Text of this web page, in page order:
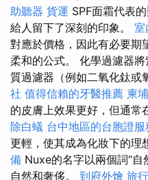
助聽器 貨運 SPF面霜代表
給人留下了深刻的印象。 室
對應於價格，因此有必要期
柔和的公式。 化學過濾器
質過濾器（例如二氧化鈦或
社 值得信賴的牙醫推薦 柬
的皮膚上效果更好，但通常
除白蟻 台中地區的台胞證服
更輕，使其成為化妝下的理
備 Nuxe的名字以兩個詞“自
自然和奢侈。 到府外燴 旅